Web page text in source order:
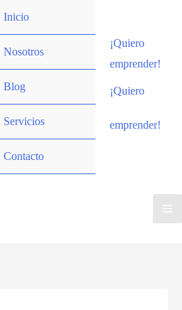
Inicio
Nosotros
Blog
Servicios
Contacto
¡Quiero
emprender!
¡Quiero
emprender!